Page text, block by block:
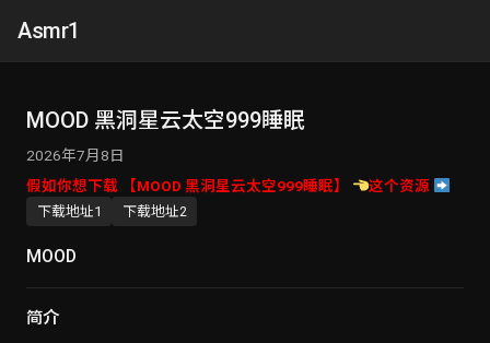
Asmr1
MOOD 黑洞星云太空999睡眠
2026年7月8日
假如你想下载 【MOOD 黑洞星云太空999睡眠】
这个资源
下载地址1 下载地址2
MOOD
简介